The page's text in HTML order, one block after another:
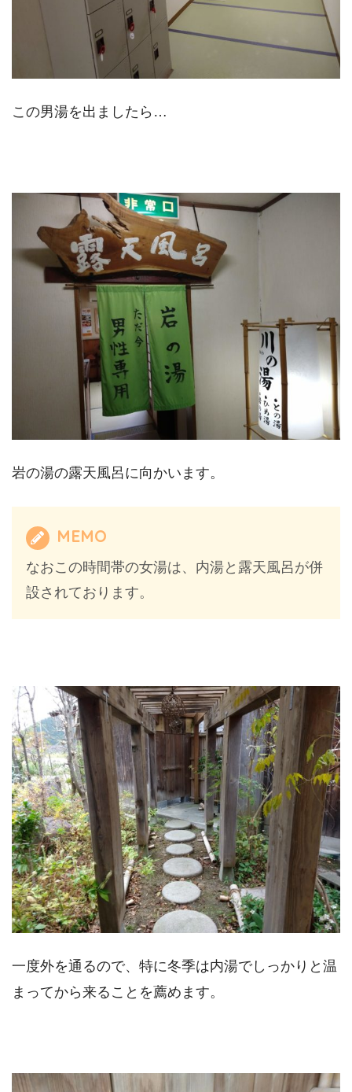
この男湯を出ましたら…
岩の湯の露天風呂に向かいます。
MEMO
なおこの時間帯の女湯は、内湯と露天風呂が併
設されております。
一度外を通るので、特に冬季は内湯でしっかりと温
まってから来ることを薦めます。